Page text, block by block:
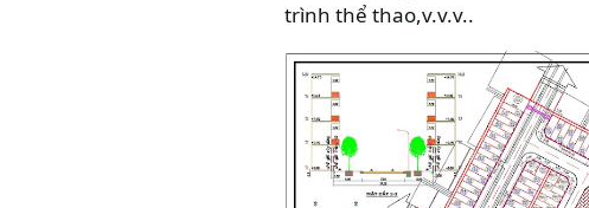
trình thể thao,v.v.v..